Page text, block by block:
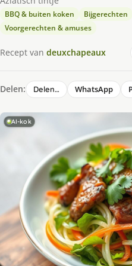
BBQ & buiten koken Bijgerechten
Voorgerechten & amuses
Recept van deuxchapeaux
Delen: Delen… WhatsApp
AI-kok